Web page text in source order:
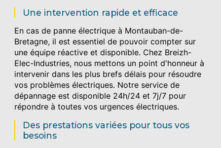
Une intervention rapide et efficace
En cas de panne électrique à Montauban-de-
Bretagne, il est essentiel de pouvoir compter sur
une équipe réactive et disponible. Chez Breizh-
Elec-Industries, nous mettons un point d'honneur à
intervenir dans les plus brefs délais pour résoudre
vos problèmes électriques. Notre service de
dépannage est disponible 24h/24 et 7j/7 pour
répondre à toutes vos urgences électriques.
Des prestations variées pour tous vos
besoins